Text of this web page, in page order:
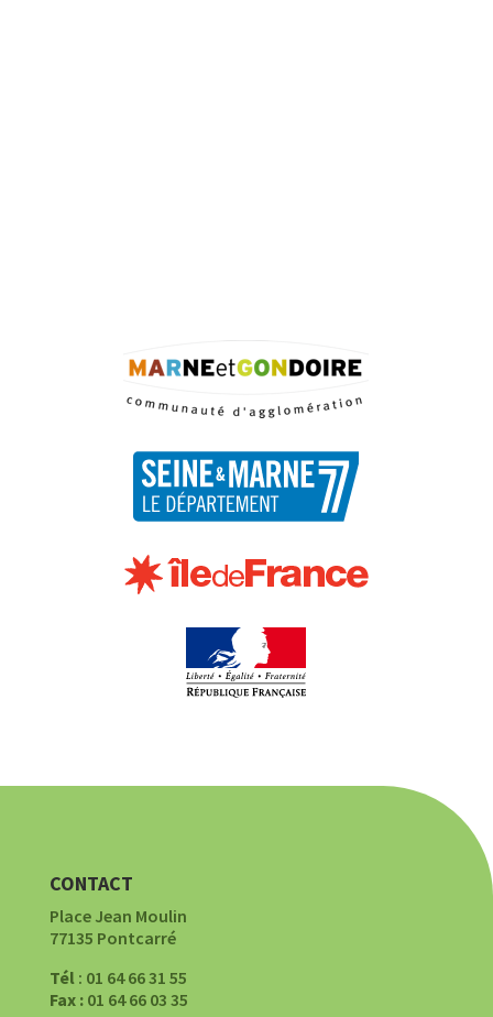
CONTACT
Place Jean Moulin
77135 Pontcarré
Tél: 01 64 66 31 55
Fax :01 64 66 03 35